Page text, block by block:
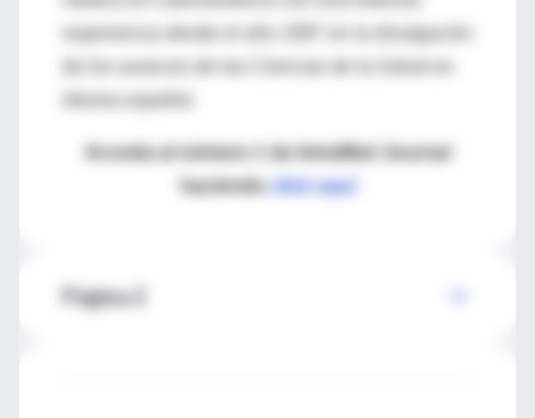
experiencia desde el año 1997 en la divulgación
idioma español.
Acceda al número 1 de
IntraMed Journal
haciendo
click aquí
Página 2